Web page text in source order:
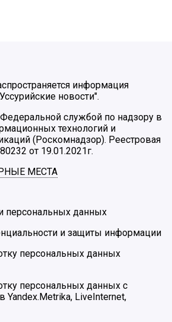
информация
новости".
службой по надзору в
технологий и
(Роскомнадзор). Реестровая
от 19.01.2021г.
МЕСТА
персональных данных
и защиты информации
персональных данных
персональных данных с
LiveInternet,